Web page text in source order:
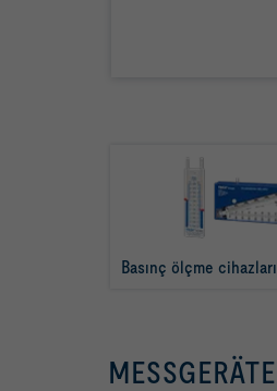
Basınç ölçme cihazları
MESSGERÄTE